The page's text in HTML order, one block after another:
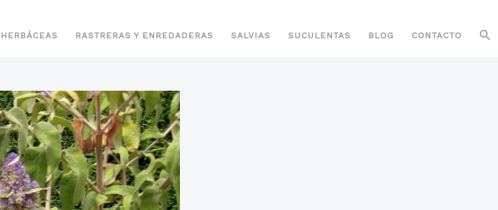
HERBÁCEAS RASTRERAS Y ENREDADERAS SALVIAS SUCULENTAS BLOG CONTACTO